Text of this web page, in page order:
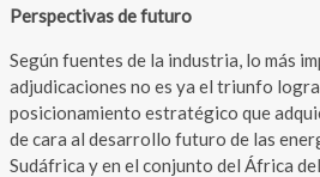
Perspectivas de futuro
Según fuentes de la industria, lo más
adjudicaciones no es ya el triunfo
posicionamiento estratégico que
de cara al desarrollo futuro de las
Sudáfrica y en el conjunto del África